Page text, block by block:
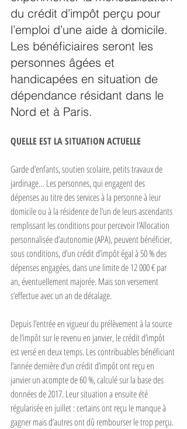
du crédit d’impôt perçu pour
l’emploi d’une aide à domicile.
Les bénéficiaires seront les
personnes âgées et
handicapées en situation de
dépendance résidant dans le
Nord et à Paris.
QUELLE EST LA SITUATION ACTUELLE
Garde d’enfants, soutien scolaire, petits travaux de
jardinage… Les personnes, qui engagent des
dépenses au titre des services à la personne à leur
domicile ou à la résidence de l’un de leurs ascendants
remplissant les conditions pour percevoir l’Allocation
personnalisée d’autonomie (APA), peuvent bénéficier,
sous conditions, d’un crédit d’impôt égal à 50 % des
dépenses engagées, dans une limite de 12 000 € par
an, éventuellement majorée. Mais son versement
s’effectue avec un an de décalage.
Depuis l’entrée en vigueur du prélèvement à la source
de l’impôt sur le revenu en janvier, le crédit d’impôt
est versé en deux temps. Les contribuables bénéficiant
l’année dernière d’un crédit d’impôt ont reçu en
janvier un acompte de 60 %, calculé sur la base des
données de 2017. Leur situation a ensuite été
régularisée en juillet : certains ont reçu le manque à
gagner mais d’autres ont dû rembourser le trop perçu.